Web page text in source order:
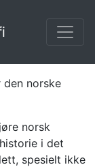
norske
norsk
i det
spesielt ikke